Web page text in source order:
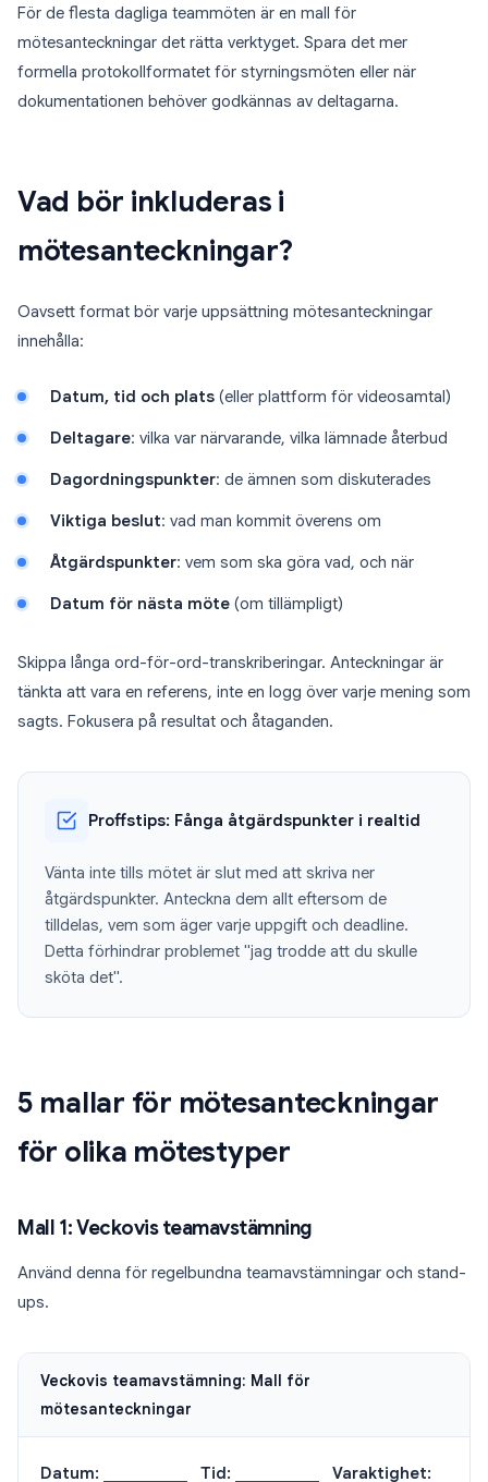
För de flesta dagliga teammöten är en mall för
mötesanteckningar det rätta verktyget. Spara det mer
formella protokollformatet för styrningsmöten eller när
dokumentationen behöver godkännas av deltagarna.
Vad bör inkluderas i
mötesanteckningar?
Oavsett format bör varje uppsättning mötesanteckningar
innehålla:
Datum, tid och plats (eller plattform för videosamtal)
Deltagare: vilka var närvarande, vilka lämnade återbud
Dagordningspunkter: de ämnen som diskuterades
Viktiga beslut: vad man kommit överens om
Åtgärdspunkter: vem som ska göra vad, och när
Datum för nästa möte (om tillämpligt)
Skippa långa ord-för-ord-transkriberingar. Anteckningar är
tänkta att vara en referens, inte en logg över varje mening som
sagts. Fokusera på resultat och åtaganden.
Proffstips: Fånga åtgärdspunkter i realtid
Vänta inte tills mötet är slut med att skriva ner
åtgärdspunkter. Anteckna dem allt eftersom de
tilldelas, vem som äger varje uppgift och deadline.
Detta förhindrar problemet "jag trodde att du skulle
sköta det".
5 mallar för mötesanteckningar
för olika mötestyper
Mall 1: Veckovis teamavstämning
Använd denna för regelbundna teamavstämningar och stand-
ups.
Veckovis teamavstämning: Mall för
mötesanteckningar
Datum: Tid: Varaktighet: